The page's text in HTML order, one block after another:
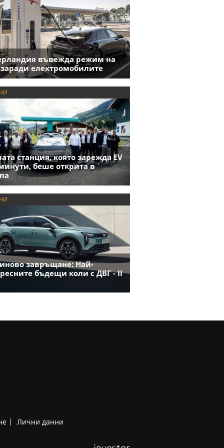
въвежда режим на
заради електромобилите
станция, която зарежда EV
беше открита в
завръщане: Най-
бъдещи коли с ДВГ - II
Лични данни